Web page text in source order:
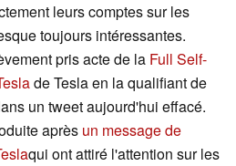
leurs comptes sur les
toujours intéressantes.
pris acte de la Full Self-
de Tesla en la qualifiant de
un tweet aujourd'hui effacé.
après un message de
qui ont attiré l'attention sur les